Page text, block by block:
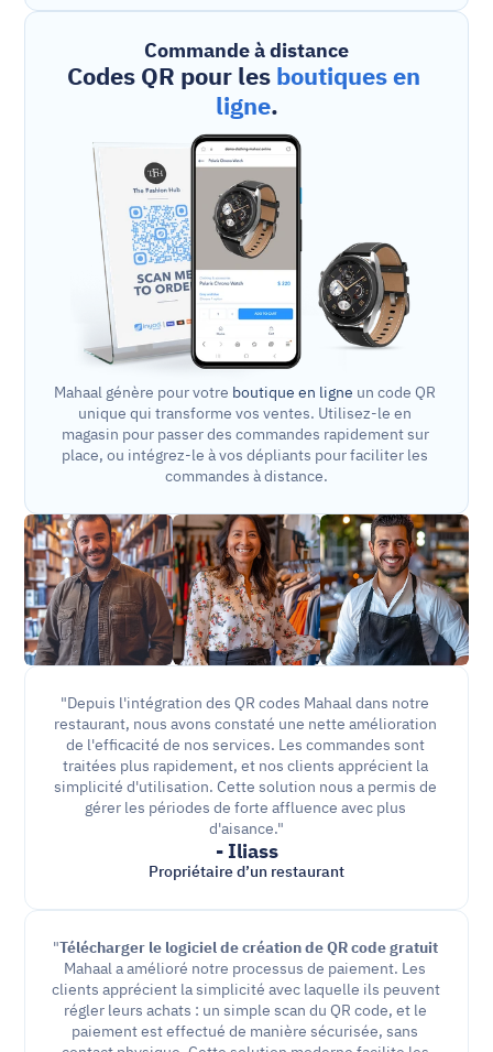
Commande à distance
Codes QR pour les boutiques en
ligne.
Mahaal génère pour votre boutique en ligne un code QR
unique qui transforme vos ventes. Utilisez-le en
magasin pour passer des commandes rapidement sur
place, ou intégrez-le à vos dépliants pour faciliter les
commandes à distance.
"Depuis l'intégration des QR codes Mahaal dans notre
restaurant, nous avons constaté une nette amélioration
de l'efficacité de nos services. Les commandes sont
traitées plus rapidement, et nos clients apprécient la
simplicité d'utilisation. Cette solution nous a permis de
gérer les périodes de forte affluence avec plus
d'aisance."
- Iliass
Propriétaire d’un restaurant
"Télécharger le logiciel de création de QR code gratuit
Mahaal a amélioré notre processus de paiement. Les
clients apprécient la simplicité avec laquelle ils peuvent
régler leurs achats : un simple scan du QR code, et le
paiement est effectué de manière sécurisée, sans